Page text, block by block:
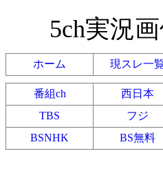
5ch実況
ホーム 現スレ一
番組ch 西日本
TBS
フジ
BSNHK
BS無料